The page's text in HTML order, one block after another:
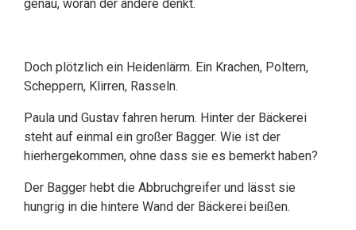
genau, woran der andere denkt.
Doch plötzlich ein Heidenlärm. Ein Krachen, Poltern,
Scheppern, Klirren, Rasseln.
Paula und Gustav fahren herum. Hinter der Bäckerei
steht auf einmal ein großer Bagger. Wie ist der
hierhergekommen, ohne dass sie es bemerkt haben?
Der Bagger hebt die Abbruchgreifer und lässt sie
hungrig in die hintere Wand der Bäckerei beißen.